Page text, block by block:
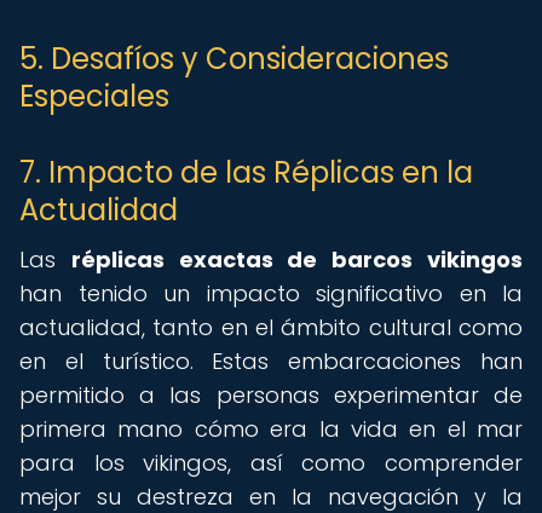
5. Desafíos y Consideraciones
Especiales
7. Impacto de las Réplicas en la
Actualidad
Las réplicas exactas de barcos vikingos
han tenido un impacto significativo en la
actualidad, tanto en el ámbito cultural como
en el turístico. Estas embarcaciones han
permitido a las personas experimentar de
primera mano cómo era la vida en el mar
para los vikingos, así como comprender
mejor su destreza en la navegación y la